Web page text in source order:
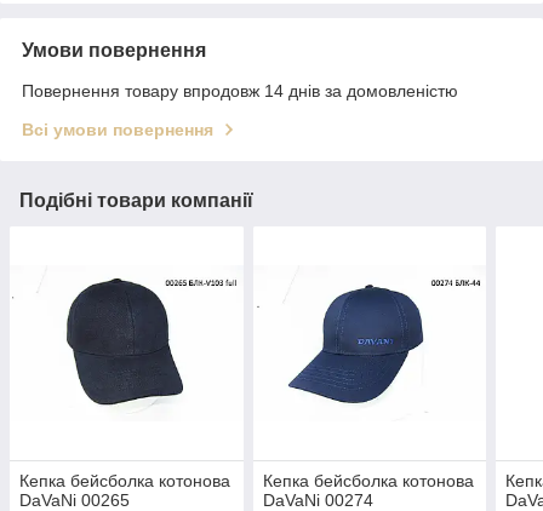
Умови повернення
Повернення товару впродовж 14 днів за домовленістю
Всі умови повернення
Подібні товари компанії
Кепка бейсболка котонова
DaVaNi 00265
Кепка бейсболка котонова
DaVaNi 00274